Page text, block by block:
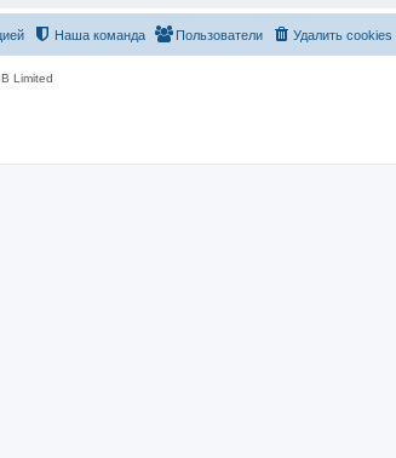
Удалить cookies
Пользователи
Наша команда
Limited